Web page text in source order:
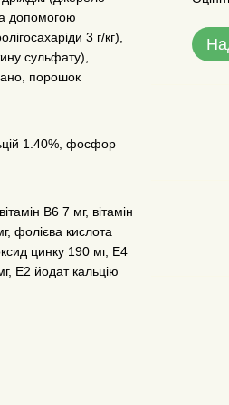
допомогою
3 г/кг),
сульфату),
порошок
1.40%, фосфор
В6 7 мг, вітамін
фолієва кислота
цинку 190 мг, Е4
Е2 йодат кальцію